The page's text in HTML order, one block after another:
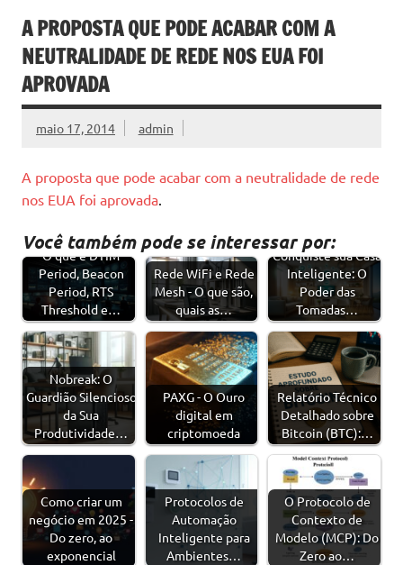
A PROPOSTA QUE PODE ACABAR COM A
NEUTRALIDADE DE REDE NOS EUA FOI
APROVADA
maio 17, 2014 admin
A proposta que pode acabar com a neutralidade de rede
nos EUA foi aprovada
Você também pode se interessar por:
O que é DTIM
Period, Beacon
Period, RTS
Threshold e…
Rede WiFi e Rede
Mesh - O que são,
quais as…
Conquiste sua Casa
Inteligente: O
Poder das
Tomadas…
Nobreak: O
Guardião Silencioso
da Sua
Produtividade…
PAXG - O Ouro
digital em
criptomoeda
Relatório Técnico
Detalhado sobre
Bitcoin (BTC):…
Como criar um
negócio em 2025 -
Do zero, ao
exponencial
Protocolos de
Automação
Inteligente para
Ambientes…
O Protocolo de
Contexto de
Modelo (MCP): Do
Zero ao…